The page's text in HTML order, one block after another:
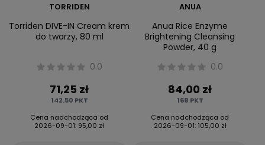
TORRIDEN
Torriden DIVE-IN Cream krem
do twarzy, 80 ml
0.0
71,25 zł
142.50 PKT
Cena nadchodząca od
2026-09-01: 95,00 zł
ANUA
Anua Rice Enzyme
Brightening Cleansing
Powder, 40 g
0.0
84,00 zł
168 PKT
Cena nadchodząca od
2026-09-01: 105,00 zł